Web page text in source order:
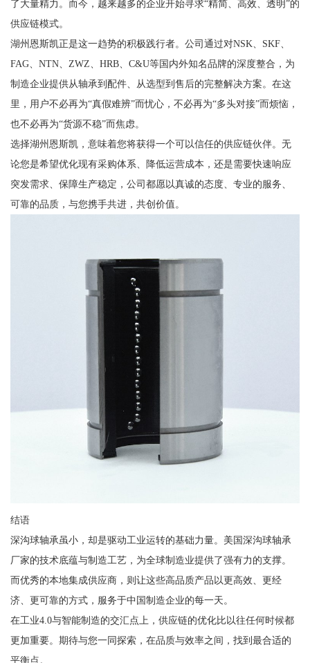
了大量精力。而今，越来越多的企业开始寻求“精简、高效、透明”的
供应链模式。
湖州恩斯凯正是这一趋势的积极践行者。公司通过对NSK、SKF、
FAG、NTN、ZWZ、HRB、C&U等国内外知名品牌的深度整合，为
制造企业提供从轴承到配件、从选型到售后的完整解决方案。在这
里，用户不必再为“真假难辨”而忧心，不必再为“多头对接”而烦恼，
也不必再为“货源不稳”而焦虑。
选择湖州恩斯凯，意味着您将获得一个可以信任的供应链伙伴。无
论您是希望优化现有采购体系、降低运营成本，还是需要快速响应
突发需求、保障生产稳定，公司都愿以真诚的态度、专业的服务、
可靠的品质，与您携手共进，共创价值。
结语
深沟球轴承虽小，却是驱动工业运转的基础力量。美国深沟球轴承
厂家的技术底蕴与制造工艺，为全球制造业提供了强有力的支撑。
而优秀的本地集成供应商，则让这些高品质产品以更高效、更经
济、更可靠的方式，服务于中国制造企业的每一天。
在工业4.0与智能制造的交汇点上，供应链的优化比以往任何时候都
更加重要。期待与您一同探索，在品质与效率之间，找到最合适的
平衡点。